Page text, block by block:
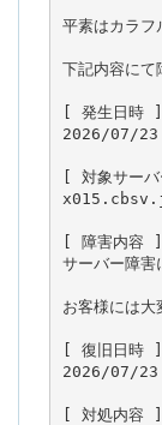
平素はカラフ
下記内容にて
[ 発生日時 ]
2026/07/
[ 対象サー
[ 障害内容 ]
サーバー障害
お客様には大
[ 復旧日時 ]
2026/07/
[ 対処内容 ]